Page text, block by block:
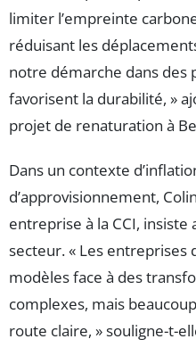
limiter l’empreinte
réduisant les
notre démarche dans des
favorisent la durabilité, »
projet de renaturation à
Dans un contexte
d’approvisionnement,
entreprise à la CCI, insiste
secteur. « Les entreprises
modèles face à des
complexes, mais
route claire, » souligne-t-